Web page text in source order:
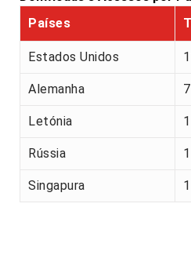
Países
Estados Unidos
Alemanha 7
Letónia 1
Rússia 1
Singapura 1